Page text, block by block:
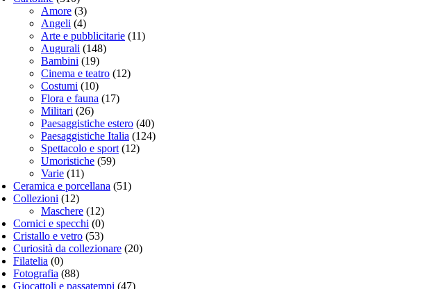
Amore (3)
Angeli (4)
Arte e pubblicitarie (11)
Augurali (148)
Bambini (19)
Cinema e teatro (12)
Costumi (10)
Flora e fauna (17)
Militari (26)
Paesaggistiche estero (40)
Paesaggistiche Italia (124)
Spettacolo e sport (12)
Umoristiche (59)
Varie (11)
Ceramica e porcellana (51)
Collezioni (12)
Maschere (12)
Cornici e specchi (0)
Cristallo e vetro (53)
Curiosità da collezionare (20)
Filatelia (0)
Fotografia (88)
Giocattoli e passatempi (47)